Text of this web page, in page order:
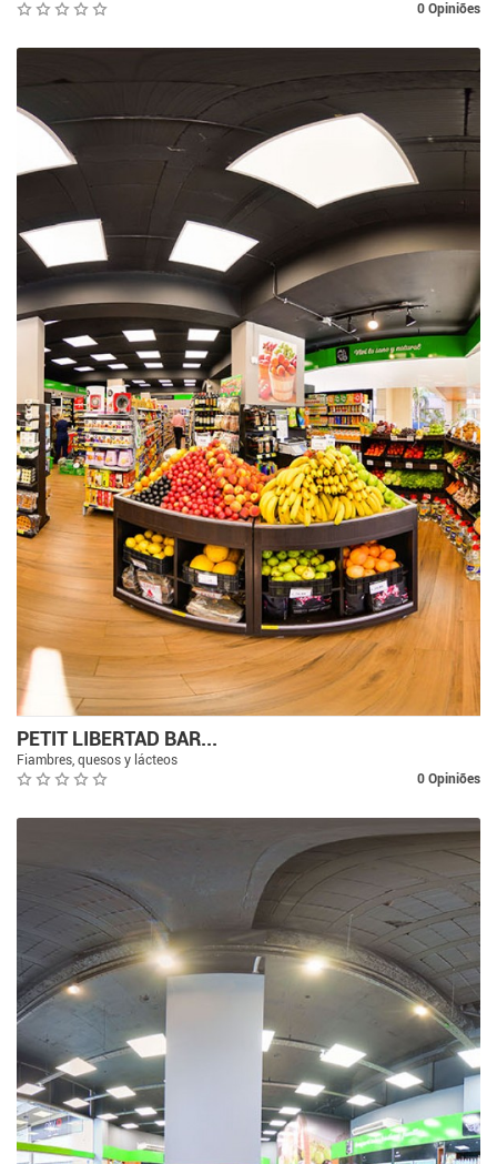
0 Opiniões
PETIT LIBERTAD BAR...
Fiambres, quesos y lácteos
0 Opiniões